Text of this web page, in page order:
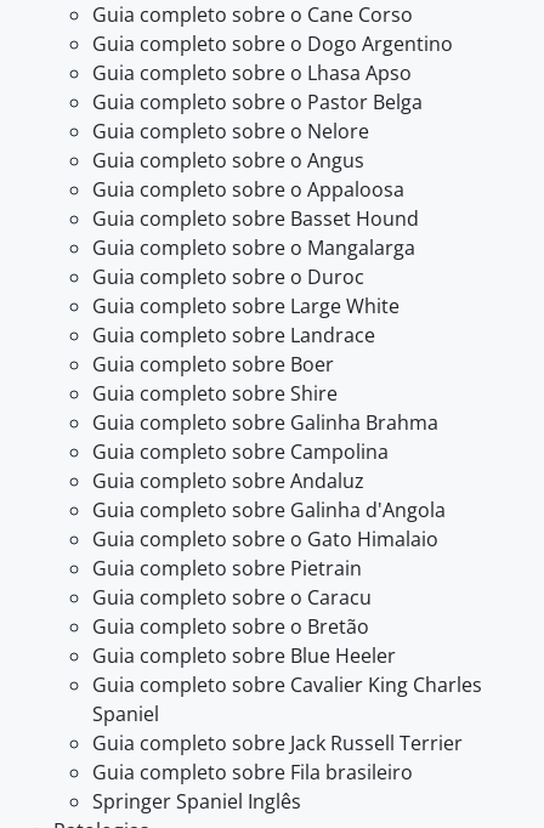
Guia completo sobre o Cane Corso
Guia completo sobre o Dogo Argentino
Guia completo sobre o Lhasa Apso
Guia completo sobre o Pastor Belga
Guia completo sobre o Nelore
Guia completo sobre o Angus
Guia completo sobre o Appaloosa
Guia completo sobre Basset Hound
Guia completo sobre o Mangalarga
Guia completo sobre o Duroc
Guia completo sobre Large White
Guia completo sobre Landrace
Guia completo sobre Boer
Guia completo sobre Shire
Guia completo sobre Galinha Brahma
Guia completo sobre Campolina
Guia completo sobre Andaluz
Guia completo sobre Galinha d'Angola
Guia completo sobre o Gato Himalaio
Guia completo sobre Pietrain
Guia completo sobre o Caracu
Guia completo sobre o Bretão
Guia completo sobre Blue Heeler
Guia completo sobre Cavalier King Charles
Spaniel
Guia completo sobre Jack Russell Terrier
Guia completo sobre Fila brasileiro
Springer Spaniel Inglês